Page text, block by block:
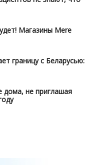
Магазины Mere
границу с Беларусью:
дома, не приглашая